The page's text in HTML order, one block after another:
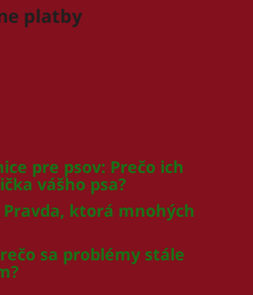
platby
pre psov: Prečo ich
vášho psa?
ktorá mnohých
sa problémy stále